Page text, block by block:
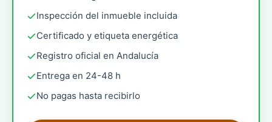
Inspección del inmueble incluida
Certificado y etiqueta energética
Registro oficial en Andalucía
Entrega en 24-48 h
No pagas hasta recibirlo